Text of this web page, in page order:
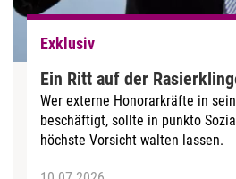
Exklusiv
Ein Ritt auf der
Wer externe Honorarkräfte in
beschäftigt, sollte in punkto
höchste Vorsicht walten lassen.